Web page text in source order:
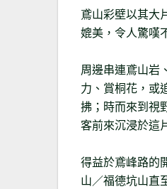
鳶山彩壁以其大
媲美，令人驚嘆
周邊串連鳶山岩
力、賞桐花，或
拂；時而來到視
客前來沉浸於這
得益於鳶峰路的
山／福德坑山直